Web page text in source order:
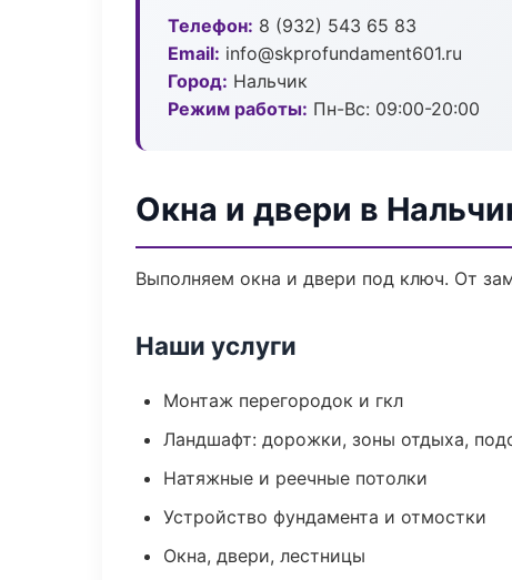
Телефон: 8 (932) 543 65 83
Email: info@skprofundament601.ru
Город: Нальчик
Режим работы: Пн-Вс: 09:00-20:00
Окна и двери в
Выполняем окна и двери под ключ. От
Наши услуги
Монтаж перегородок и гкл
Ландшафт: дорожки, зоны отдыха,
Натяжные и реечные потолки
Устройство фундамента и отмостки
Окна, двери, лестницы